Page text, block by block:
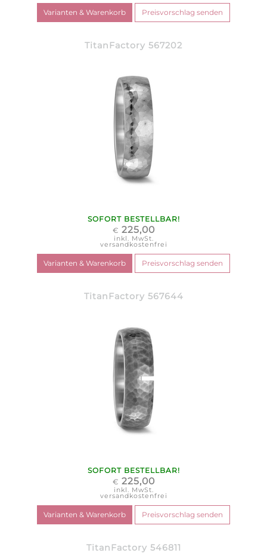
TitanFactory 567202
SOFORT BESTELLBAR!
€ 225,00
inkl. MwSt.
versandkostenfrei
TitanFactory 567644
SOFORT BESTELLBAR!
€ 225,00
inkl. MwSt.
versandkostenfrei
TitanFactory 546811